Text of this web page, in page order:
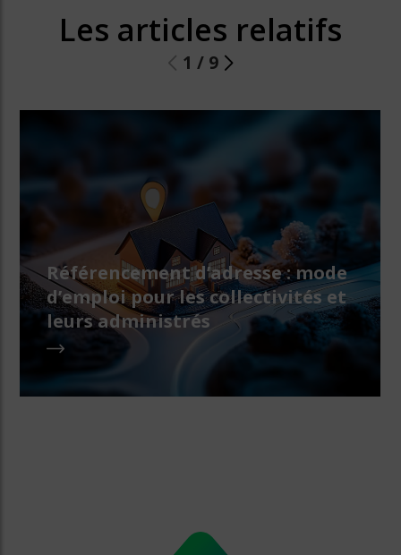
Les articles relatifs
1 / 9
Référencement d’adresse : mode
d’emploi pour les collectivités et
leurs administrés